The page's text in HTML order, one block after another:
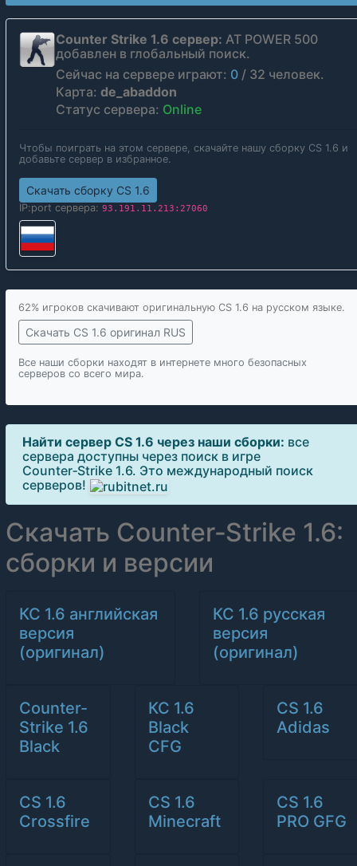
Counter Strike 1.6 сервер: AT POWER 500
добавлен в глобальный поиск.
Сейчас на сервере играют: 0 / 32 человек.
Карта: de_abaddon
Статус сервера: Online
Чтобы поиграть на этом сервере, скачайте нашу сборку CS 1.6 и
добавьте сервер в избранное.
Скачать сборку CS 1.6
IP:port сервера: 93.191.11.213:27060
62% игроков скачивают оригинальную CS 1.6 на русском языке.
Скачать CS 1.6 оригинал RUS
Все наши сборки находят в интернете много безопасных
серверов со всего мира.
Найти сервер CS 1.6 через наши сборки: все
сервера доступны через поиск в игре
Counter‑Strike 1.6. Это международный поиск
серверов!
Скачать Counter‑Strike 1.6:
сборки и версии
КС 1.6 английская
версия
(оригинал)
КС 1.6 русская
версия
(оригинал)
Counter-
Strike 1.6
Black
КС 1.6
Black
CFG
CS 1.6
Adidas
CS 1.6
Crossfire
CS 1.6
Minecraft
CS 1.6
PRO GFG